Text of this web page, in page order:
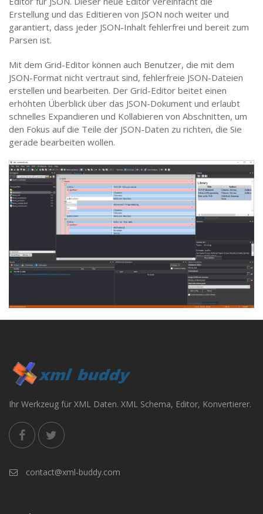
Erstellung und das Editieren von JSON noch weiter und
garantiert, dass jeder JSON-Inhalt fehlerfrei und bereit zum
Parsen ist.
Mit dem Grid-Editor können auch Benutzer, die mit dem
JSON-Format nicht vertraut sind, fehlerfreie JSON-Dateien
erstellen und bearbeiten. Der Grid-Editor beitet einen
erhöhten Überblick über das JSON-Dokument und erlaubt
schnelles Expandieren und Kollabieren von Abschnitten, um
den Fokus auf die Teile der JSON-Daten zu richten, die Sie
gerade bearbeiten wollen.
Ihr Werkzeug für XML Daten. XML Schema, Editor, Konvertierer.
contact@xml-buddy.com